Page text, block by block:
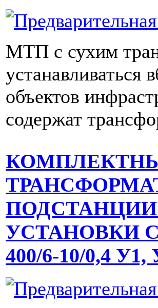
МТП с сухим
устанавливаться
объектов
содержат
УСТАНОВКИ
400/6-10/0,4